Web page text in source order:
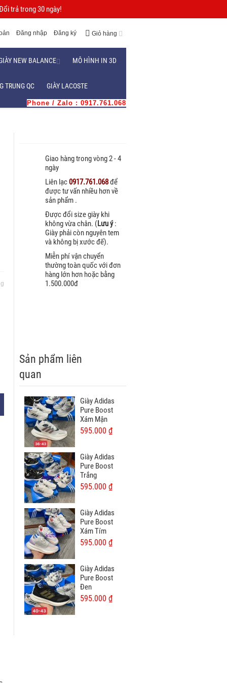
trả trong 30 ngày!
Giỏ hàng
Đăng nhập Đăng ký
NEW BALANCE MÔ HÌNH IN 3D
TRUNG QC GIÀY LACOSTE
Phone / Zalo : 0917.761.068
Giao hàng trong vòng 2 - 4
ngày
Liên lạc0917.761.068để
được tư vấn nhiều hơn về
sản phẩm .
Được đổi size giày khi
không vừa chân. (Lưu ý:
Giày phải còn nguyên tem
và không bị xước đế).
Miễn phí vận chuyển
thường toàn quốc với đơn
hàng lớn hơn hoặc bằng
1.500.000đ
Sản phẩm liên
quan
Giày Adidas
Pure Boost
Xám Mận
595.000 ₫
Giày Adidas
Pure Boost
Trắng
595.000 ₫
Giày Adidas
Pure Boost
Xám Tím
595.000 ₫
Giày Adidas
Pure Boost
Đen
595.000 ₫